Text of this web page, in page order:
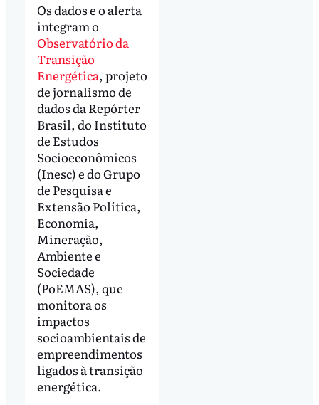
Os dados e o alerta
integram o
Observatório da
Transição
Energética, projeto
de jornalismo de
dados da Repórter
Brasil, do Instituto
de Estudos
Socioeconômicos
(Inesc) e do Grupo
de Pesquisa e
Extensão Política,
Economia,
Mineração,
Ambiente e
Sociedade
(PoEMAS), que
monitora os
impactos
socioambientais de
empreendimentos
ligados à transição
energética.